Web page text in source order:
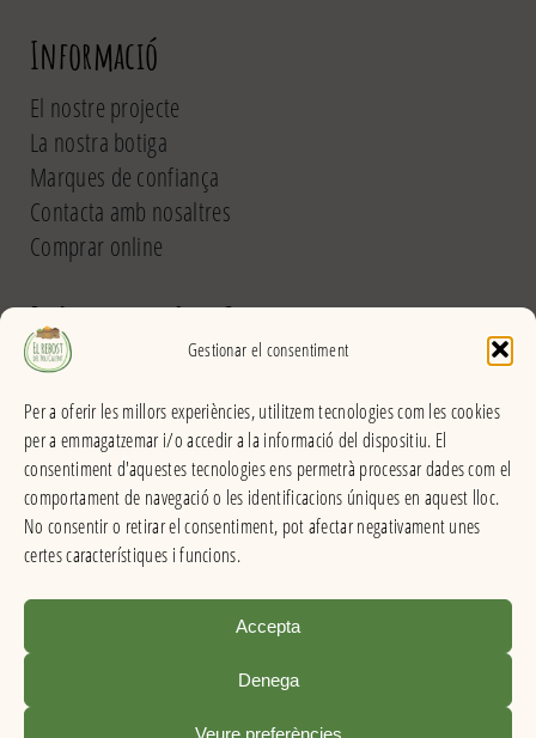
Gestionar el consentiment
Per a oferir les millors experiències, utilitzem tecnologies com les cookies
per a emmagatzemar i/o accedir a la informació del dispositiu. El
consentiment d'aquestes tecnologies ens permetrà processar dades com el
comportament de navegació o les identificacions úniques en aquest lloc.
No consentir o retirar el consentiment, pot afectar negativament unes
certes característiques i funcions.
Accepta
Denega
Veure preferències
Informació
El nostre projecte
La nostra botiga
Marques de confiança
Contacta amb nosaltres
Comprar online
El Rebost del Pou Calent
Carrer dels Banys, 31 (La Garriga) >>
Horari
De dilluns a divendres
Matins: 9h – 13:30h
Tardes: 16:30h – 20h
Dissabes: 9h – 13:30h
El Rebost del Pou Calent . Productes a granel